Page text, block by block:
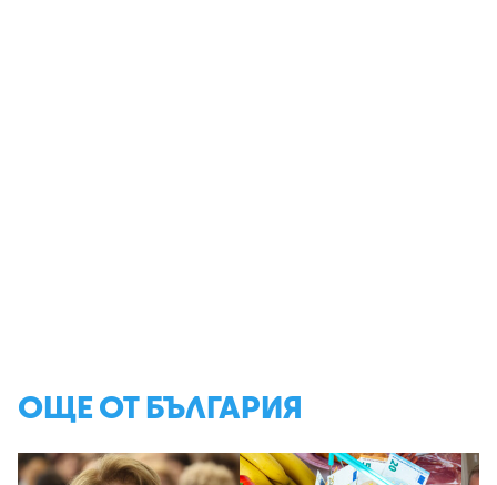
ОЩЕ ОТ БЪЛГАРИЯ